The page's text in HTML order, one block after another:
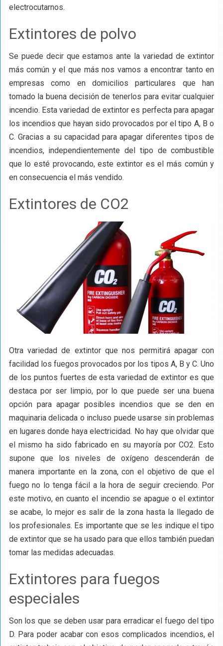
electrocutarnos.
Extintores de polvo
Se puede decir que estamos ante la variedad de extintor
más común y el que más nos vamos a encontrar tanto en
empresas como en domicilios particulares que han
tomado la buena decisión de tenerlos para evitar cualquier
incendio. Esta variedad de extintor es perfecta para apagar
los incendios que hayan sido provocados por el tipo A, B o
C. Gracias a su capacidad para apagar diferentes tipos de
incendios, independientemente del tipo de combustible
que lo esté provocando, este extintor es el más común y
en consecuencia el más vendido.
Extintores de CO2
Otra variedad de extintor que nos permitirá apagar con
facilidad los fuegos provocados por los tipos A, B y C. Uno
de los puntos fuertes de esta variedad de extintor es que
destaca por ser limpio, por lo que puede ser una buena
opción para apagar posibles incendios que se den en
maquinaria delicada o incluso puede usarse sin problemas
en lugares donde haya electricidad. No hay que olvidar que
el mismo ha sido fabricado en su mayoría por CO2. Esto
supone que los niveles de oxígeno descenderán de
manera importante en la zona, con el objetivo de que el
fuego no lo tenga fácil a la hora de seguir creciendo. Por
este motivo, en cuanto el incendio se apague o el extintor
se acabe, lo mejor es salir de la zona hasta la llegado de
los profesionales. Es importante que se les indique el tipo
de extintor que se ha usado para que ellos también puedan
tomar las medidas adecuadas.
Extintores para fuegos
especiales
Son los que se deben usar para erradicar el fuego del tipo
D. Para poder acabar con esos complicados incendios, el